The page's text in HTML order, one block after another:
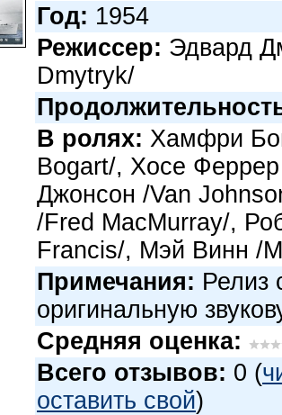
Год: 1954
Режиссер: Эдвард
Dmytryk/
В ролях: Хамфри
Bogart/, Хосе
Джонсон /Van
/Fred MacMurray/,
Francis/, Мэй Винн /
Примечания: Релиз
оригинальную
Средняя оценка:
Всего отзывов: 0 (
оставить свой)